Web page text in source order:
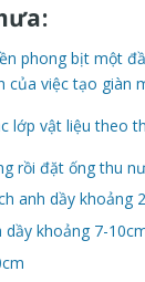
phong bịt một
của việc tạo giàn
lớp vật liệu theo
rồi đặt ống thu
anh dầy khoảng
khoảng 7-